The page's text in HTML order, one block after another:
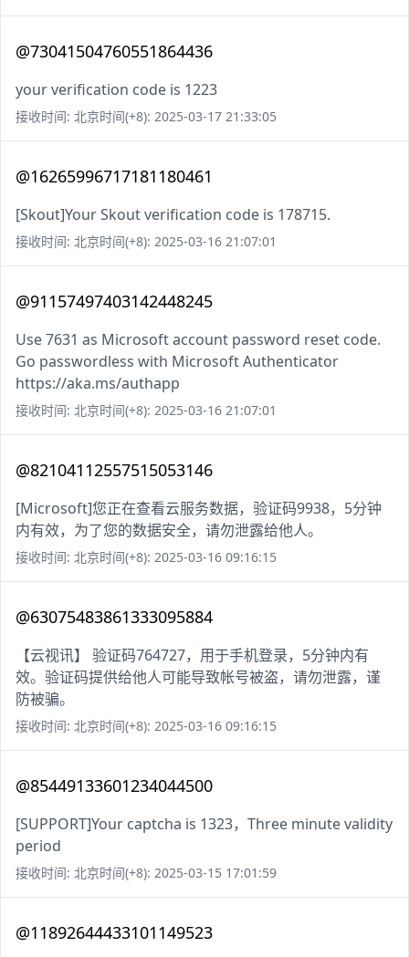
@73041504760551864436
your verification code is 1223
接收时间: 北京时间(+8): 2025-03-17 21:33:05
@16265996717181180461
[Skout]Your Skout verification code is 178715.
接收时间: 北京时间(+8): 2025-03-16 21:07:01
@91157497403142448245
Use 7631 as Microsoft account password reset code.
Go passwordless with Microsoft Authenticator
https://aka.ms/authapp
接收时间: 北京时间(+8): 2025-03-16 21:07:01
@82104112557515053146
[Microsoft]您正在查看云服务数据，验证码9938，5分钟
内有效，为了您的数据安全，请勿泄露给他人。
接收时间: 北京时间(+8): 2025-03-16 09:16:15
@63075483861333095884
【云视讯】 验证码764727，用于手机登录，5分钟内有
效。验证码提供给他人可能导致帐号被盗，请勿泄露，谨
防被骗。
接收时间: 北京时间(+8): 2025-03-16 09:16:15
@85449133601234044500
[SUPPORT]Your captcha is 1323，Three minute validity
period
接收时间: 北京时间(+8): 2025-03-15 17:01:59
@11892644433101149523